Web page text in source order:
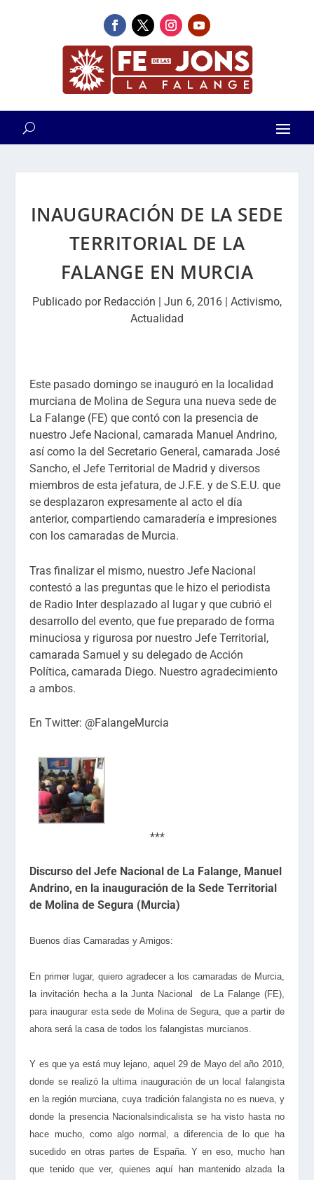
INAUGURACIÓN DE LA SEDE
TERRITORIAL DE LA
FALANGE EN MURCIA
Publicado por Redacción | Jun 6, 2016 | Activismo,
Actualidad
Este pasado domingo se inauguró en la localidad
murciana de Molina de Segura una nueva sede de
La Falange (FE) que contó con la presencia de
nuestro Jefe Nacional, camarada Manuel Andrino,
así como la del Secretario General, camarada José
Sancho, el Jefe Territorial de Madrid y diversos
miembros de esta jefatura, de J.F.E. y de S.E.U. que
se desplazaron expresamente al acto el día
anterior, compartiendo camaradería e impresiones
con los camaradas de Murcia.
Tras finalizar el mismo, nuestro Jefe Nacional
contestó a las preguntas que le hizo el periodista
de Radio Inter desplazado al lugar y que cubrió el
desarrollo del evento, que fue preparado de forma
minuciosa y rigurosa por nuestro Jefe Territorial,
camarada Samuel y su delegado de Acción
Política, camarada Diego. Nuestro agradecimiento
a ambos.
En Twitter: @FalangeMurcia
***
Discurso del Jefe Nacional de La Falange, Manuel
Andrino, en la inauguración de la Sede Territorial
de Molina de Segura (Murcia)
Buenos días Camaradas y Amigos:
En primer lugar, quiero agradecer a los camaradas de Murcia,
la invitación hecha a la Junta Nacional de La Falange (FE),
para inaugurar esta sede de Molina de Segura, que a partir de
ahora será la casa de todos los falangistas murcianos.
Y es que ya está muy lejano, aquel 29 de Mayo del año 2010,
donde se realizó la ultima inauguración de un local falangista
en la región murciana, cuya tradición falangista no es nueva, y
donde la presencia Nacionalsindicalista se ha visto hasta no
hace mucho, como algo normal, a diferencia de lo que ha
sucedido en otras partes de España. Y en eso, mucho han
que tenido que ver, quienes aquí han mantenido alzada la